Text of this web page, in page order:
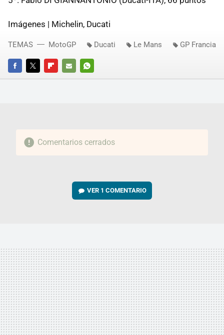
Imágenes | Michelin, Ducati
FACEBOOKTWITTERFLIPBOARD
E-
WHATSAPP
TEMAS MotoGP Ducati Le Mans GP Francia
Comentarios cerrados
VER 1 COMENTARIO